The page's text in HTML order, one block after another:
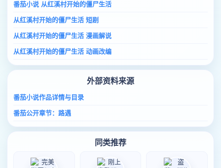
番茄小说 从红溪村开始的僵尸生活
从红溪村开始的僵尸生活 短剧
从红溪村开始的僵尸生活 漫画解说
从红溪村开始的僵尸生活 动画改编
外部资料来源
番茄小说作品详情与目录
番茄公开章节：路遇
同类推荐